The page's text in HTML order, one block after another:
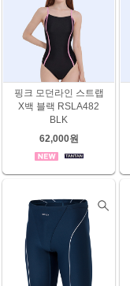
핑크 모던라인 스트랩
X백 블랙 RSLA482
BLK
62,000원